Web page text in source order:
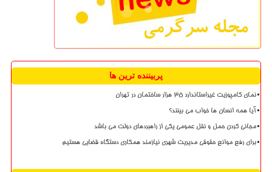
پربیننده ترین ها
نمای کامپوزیت غیراستاندارد ۳۵ هزار ساختمان در تهران
آیا همه انسان ها خواب می بینند؟
مجانی کردن حمل و نقل عمومی یکی از راهبردهای دولت می باشد
برای رفع موانع حقوقی مدیریت شهری نیازمند همکاری دستگاه قضایی هستیم